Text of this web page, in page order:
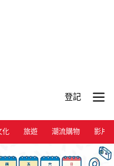
登記
化 旅遊 潮流購物 影片